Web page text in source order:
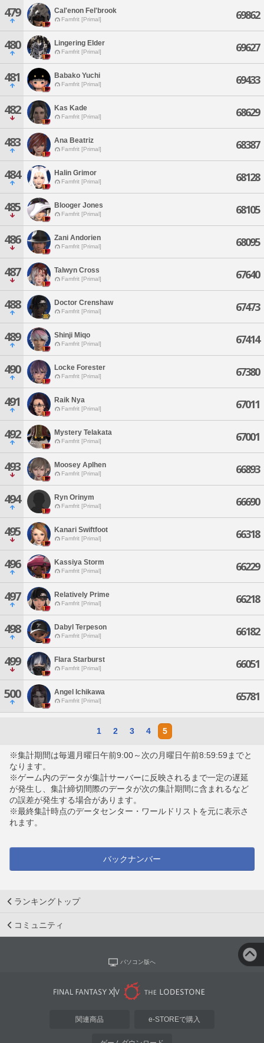
479 Cal'enon Fel'brook
Famfrit [Primal] 69862
480 Lingering Elder
Famfrit [Primal] 69627
481 Babako Yuchi
Famfrit [Primal] 69433
482 Kas Kade
Famfrit [Primal] 68629
483 Ana Beatriz
Famfrit [Primal] 68387
484 Halin Grimor
Famfrit [Primal] 68128
485 Blooger Jones
Famfrit [Primal] 68105
486 Zani Andorien
Famfrit [Primal] 68095
487 Talwyn Cross
Famfrit [Primal] 67640
488 Doctor Crenshaw
Famfrit [Primal] 67473
489 Shinji Miqo
Famfrit [Primal] 67414
490 Locke Forester
Famfrit [Primal] 67380
491 Raik Nya
Famfrit [Primal] 67011
492 Mystery Telakata
Famfrit [Primal] 67001
493 Moosey Aplhen
Famfrit [Primal] 66893
494 Ryn Orinym
Famfrit [Primal] 66690
495 Kanari Swiftfoot
Famfrit [Primal] 66318
496 Kassiya Storm
Famfrit [Primal] 66229
497 Relatively Prime
Famfrit [Primal] 66218
498 Dabyl Terpeson
Famfrit [Primal] 66182
499 Flara Starburst
Famfrit [Primal] 66051
500 Angel Ichikawa
Famfrit [Primal] 65781
1 2 3 4 5
※集計期間は毎週月曜日午前9:00～次の月曜日午前8:59:59までと
なります。
※ゲーム内のデータが集計サーバーに反映されるまで一定の遅延
が発生し、集計締切間際のデータが次の集計期間に含まれるなど
の誤差が発生する場合があります。
※最終集計時点のデータセンター・ワールドリストを元に表示さ
れます。
バックナンバー
ランキングトップ
コミュニティ
パソコン版へ
関連商品 e-STOREで購入